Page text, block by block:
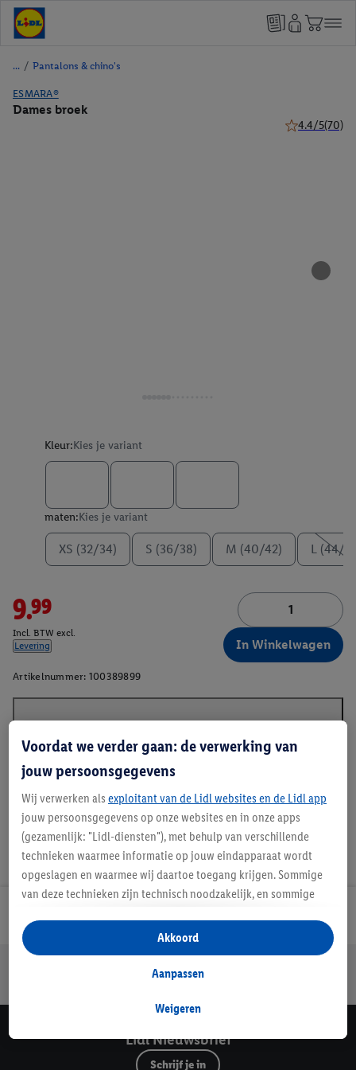
/ Pantalons & chino's
ESMARA®
Dames broek
4.4/5(70)
Kleur:Kies je variant
maten:Kies je variant
XS (32/34) S (36/38) M (40/42) L (44/
9.99
Incl. BTW excl.
Levering
In Winkelwagen
Artikelnummer: 100389899
Veilig winkelen
Lidl Nieuwsbrief
Schrijf je in
Voordat we verder gaan: de verwerking van
jouw persoonsgegevens
Wij verwerken als exploitant van de Lidl websites en de Lidl app
jouw persoonsgegevens op onze websites en in onze apps
(gezamenlijk: "Lidl-diensten"), met behulp van verschillende
technieken waarmee informatie op jouw eindapparaat wordt
opgeslagen en waarmee wij daartoe toegang krijgen. Sommige
van deze technieken zijn technisch noodzakelijk, en sommige
opslaan van voorkeursinstellingen, het verzamelen en
analyseren van statistieken of voor het tonen van
gepersonaliseerde reclame binnen en buiten de Lidl-diensten.
gegevens over jouw aankoopgedrag in de winkel ook voor de
Als je hier toestemming geeft aan ons voor het personaliseren
van reclame en als je vervolgens een Lidl Plus-account
Weigeren
Aanpassen
Akkoord